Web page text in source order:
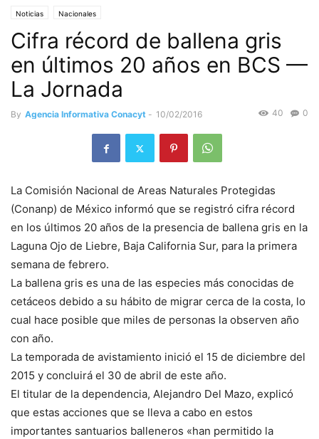
Noticias Nacionales
Cifra récord de ballena gris
en últimos 20 años en BCS —
La Jornada
By Agencia Informativa Conacyt - 10/02/2016 0
40
La Comisión Nacional de Areas Naturales Protegidas
(Conanp) de México informó que se registró cifra récord
en los últimos 20 años de la presencia de ballena gris en la
Laguna Ojo de Liebre, Baja California Sur, para la primera
semana de febrero.
La ballena gris es una de las especies más conocidas de
cetáceos debido a su hábito de migrar cerca de la costa, lo
cual hace posible que miles de personas la observen año
con año.
La temporada de avistamiento inició el 15 de diciembre del
2015 y concluirá el 30 de abril de este año.
El titular de la dependencia, Alejandro Del Mazo, explicó
que estas acciones que se lleva a cabo en estos
importantes santuarios balleneros «han permitido la